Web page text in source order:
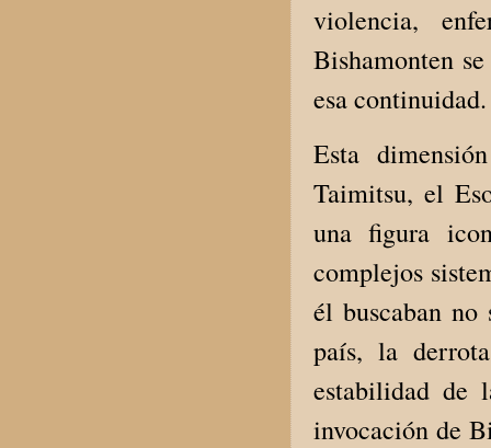
violencia,
Bishamonten
esa continuidad.
Esta
Taimitsu, el
una figura
complejos
él buscaban
país, la
estabilidad de
invocación de